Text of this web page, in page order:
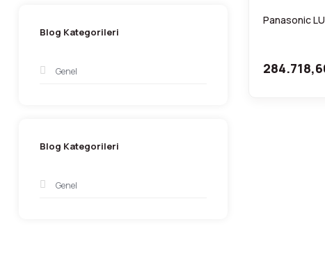
Blog Kategorileri
Genel
Blog Kategorileri
Genel
Panasonic